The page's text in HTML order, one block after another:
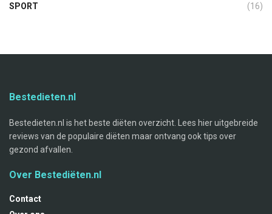
SPORT (16)
Bestedieten.nl
Bestedieten.nl is het beste diëten overzicht. Lees hier uitgebreide
reviews van de populaire diëten maar ontvang ook tips over
gezond afvallen.
Over Bestediëten.nl
Contact